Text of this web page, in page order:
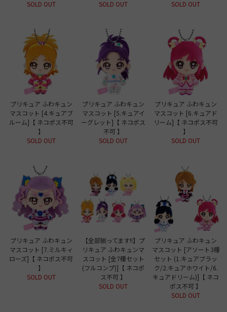
SOLD OUT
SOLD OUT
SOLD OUT
プリキュア ふわキュン
マスコット [4.キュアブ
ルーム]【 ネコポス不可
】
SOLD OUT
プリキュア ふわキュン
マスコット [5.キュアイ
ーグレット]【 ネコポス
不可 】
SOLD OUT
プリキュア ふわキュン
マスコット [6.キュアド
リーム]【 ネコポス不可
】
SOLD OUT
プリキュア ふわキュン
マスコット [7.ミルキィ
ローズ]【 ネコポス不可
】
SOLD OUT
【全部揃ってます!!】プ
リキュア ふわキュンマ
スコット [全7種セット
(フルコンプ)]【 ネコポ
ス不可 】
SOLD OUT
プリキュア ふわキュン
マスコット [アソート3種
セット (1.キュアブラッ
ク/2.キュアホワイト/6.
キュアドリーム)]【 ネコ
ポス不可 】
SOLD OUT